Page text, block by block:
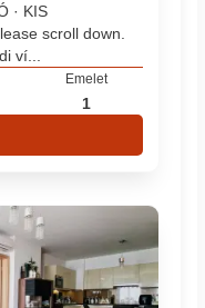
· KIS
scroll down.
ví...
Emelet
1